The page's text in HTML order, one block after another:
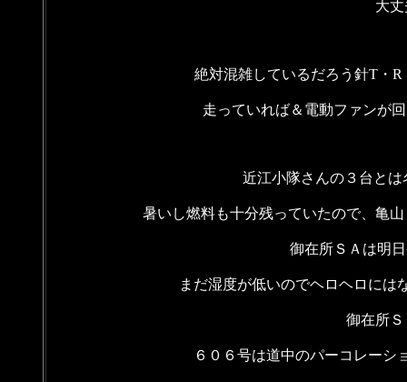
大
絶対混雑しているだろう針T・
走っていれば＆電動ファンが
近江小隊さんの３台と
暑いし燃料も十分残っていたので、亀
御在所ＳＡは明
まだ湿度が低いのでヘロヘロには
御在所
６０６号は道中のパーコレー